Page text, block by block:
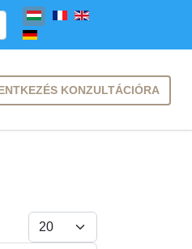
KONZULTÁCIÓRA
Tételek #